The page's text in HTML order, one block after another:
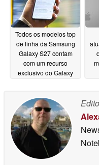
Todos os modelos top
de linha da Samsung
Galaxy S27 contam
com um recurso
exclusivo do Galaxy
setor07/02/2026
do